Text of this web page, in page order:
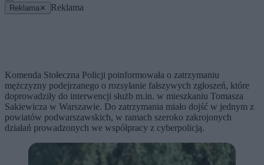
Reklama ✕ Reklama
Komenda Stołeczna Policji poinformowała o zatrzymaniu
mężczyzny podejrzanego o rozsyłanie fałszywych zgłoszeń, które
doprowadziły do interwencji służb m.in. w mieszkaniu Tomasza
Sakiewicza w Warszawie. Do zatrzymania miało dojść w jednym z
powiatów podwarszawskich, w ramach szeroko zakrojonych
działań prowadzonych we współpracy z cyberpolicją.